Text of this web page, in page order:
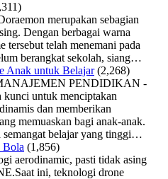
merupakan sebagian
Dengan berbagai warna
tersebut telah menemani pada
berangkat sekolah, siang…
Anak untuk Belajar (2,268)
PENDIDIKAN -
kunci untuk menciptakan
dan memberikan
memuaskan bagi anak-anak.
belajar yang tinggi…
Bola (1,856)
aerodinamic, pasti tidak asing
ini, teknologi drone